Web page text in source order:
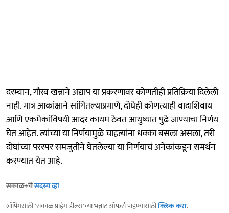
दरम्यान, गौरव खन्नाने अद्याप या प्रकरणावर कोणतीही प्रतिक्रिया दिलेली
नाही. मात्र आकांक्षाने सांगितल्याप्रमाणे, दोघेही कोणत्याही वादाशिवाय
आणि एकमेकांविषयी आदर कायम ठेवत आयुष्यात पुढे जाण्याचा निर्णय
घेत आहेत. त्यांच्या या निर्णयामुळे चाहत्यांना धक्का बसला असला, तरी
दोघांच्या परस्पर समजुतीने घेतलेल्या या निर्णयाचं अनेकांकडून समर्थन
करण्यात येत आहे.
सकाळ+चेसदस्य व्हा
शॉपिंगसाठी 'सकाळ प्राईम डील्स'च्या भन्नाट ऑफर्स पाहण्यासाठीक्लिक करा.